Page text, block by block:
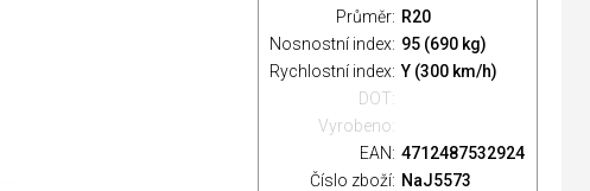
Průměr: R20
Nosnostní index: 95 (690 kg)
Rychlostní index: Y (300 km/h)
DOT:
Vyrobeno:
EAN: 4712487532924
Číslo zboží: NaJ5573